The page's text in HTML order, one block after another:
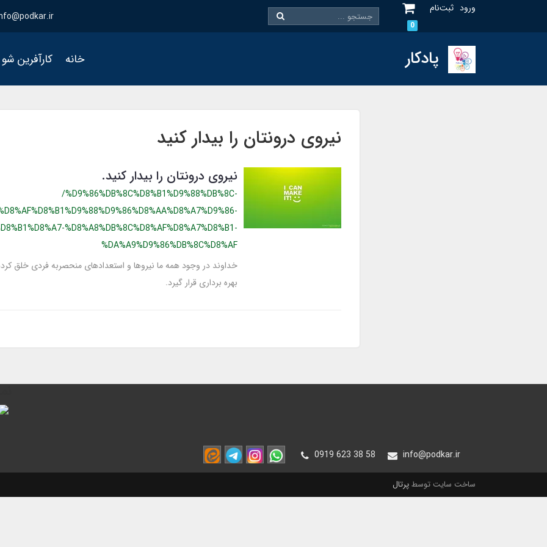
ورود ثبت‌نام
0
پادکار خانه کارآفرین شو
نیروی درونتان را بیدار کنید
نیروی درونتان را بیدار کنید.
/%D9%86%DB%8C%D8%B1%D9%88%DB%8C-
%D8%A8%DB%8C%D8%AF%D8%A7%D8%B1-
%DA%A9%D9%86%DB%8C%D8%AF
خداوند در وجود همه ما نیروها و استعدادهای منحصربه ­فردی خلق
بهره­ برداری قرار گیرد.
0919 623 38 58 info@podkar.ir
ساخت سایت توسطپرتال